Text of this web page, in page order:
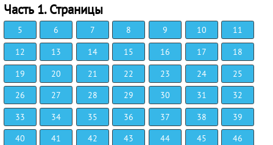
Часть 1. Страницы
5 6 7 8 9 10
11
12
13 14 15 16 17
18
19
20 21 22 23 24
25
26
27 28 29 30 31
32
33
34 35 36 37 38
39
40
41 42 43 44 45
46